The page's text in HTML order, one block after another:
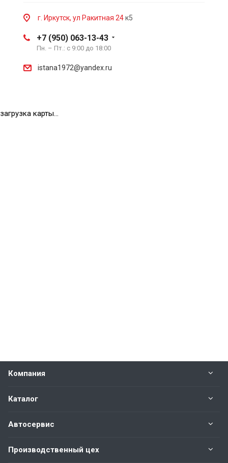
г. Иркутск, ул Ракитная 24к5
+7 (950) 063-13-43
Пн. – Пт.: с 9:00 до 18:00
istana1972@yandex.ru
загрузка карты...
Компания
Каталог
Автосервис
Производственный цех